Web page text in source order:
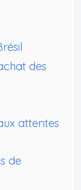
des
attentes
de